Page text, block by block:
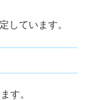
しています。
す。